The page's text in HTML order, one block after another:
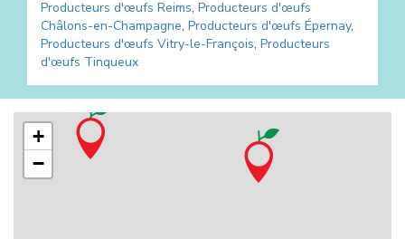
Producteurs d'œufs Reims, Producteurs d'œufs
Châlons-en-Champagne, Producteurs d'œufs Épernay,
Producteurs d'œufs Vitry-le-François, Producteurs
d'œufs Tinqueux
+
−